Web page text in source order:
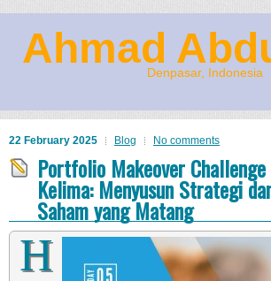
Ahmad
Denpasar, Indonesia
22 February 2025 Blog No comments
Portfolio Makeover
Kelima: Menyusun Strategi
Saham yang Matang
H